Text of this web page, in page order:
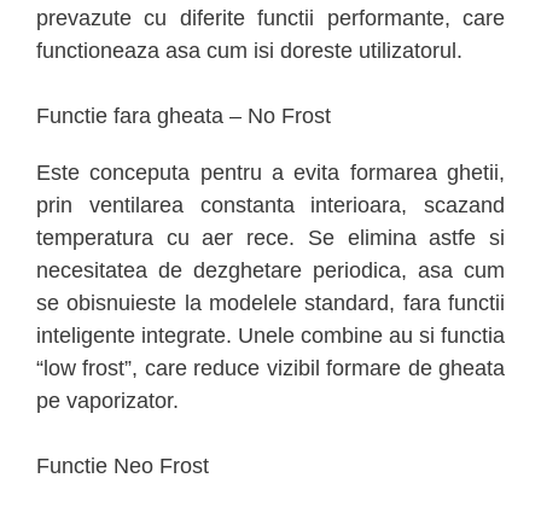
prevazute cu diferite functii performante, care
functioneaza asa cum isi doreste utilizatorul.
Functie fara gheata – No Frost
Este conceputa pentru a evita formarea ghetii,
prin ventilarea constanta interioara, scazand
temperatura cu aer rece. Se elimina astfe si
necesitatea de dezghetare periodica, asa cum
se obisnuieste la modelele standard, fara functii
inteligente integrate. Unele combine au si functia
“low frost”, care reduce vizibil formare de gheata
pe vaporizator.
Functie Neo Frost